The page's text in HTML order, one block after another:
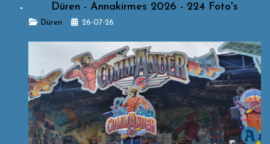
Düren - Annakirmes 2026 - 224 Foto's
Details
Düren 26-07-26